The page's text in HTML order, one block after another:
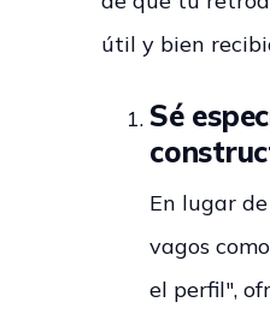
útil y bien
Sé
En lugar
vagos
el perfil",